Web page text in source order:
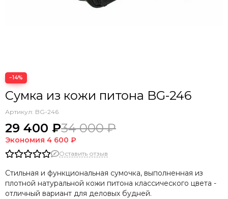
−14%
Сумка из кожи питона BG-246
Артикул: BG-246
29 400 ₽34 000 ₽
Экономия 4 600 ₽
Оставить отзыв
Стильная и функциональная сумочка, выполненная из
плотной натуральной кожи питона классического цвета -
отличный вариант для деловых будней.